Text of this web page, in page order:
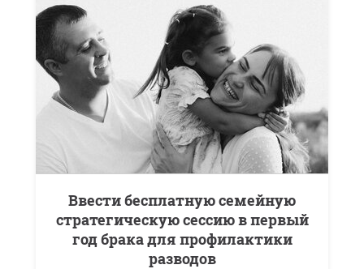
Ввести бесплатную семейную
стратегическую сессию в первый
год брака для профилактики
разводов